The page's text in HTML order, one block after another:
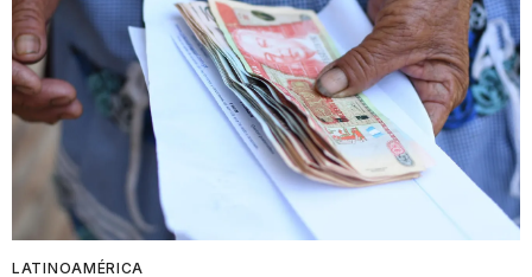
LATINOAMÉRICA